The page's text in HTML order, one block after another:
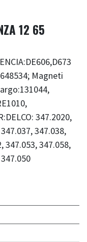
12 65
Magneti
347.2020,
347.038,
347.053, 347.058,